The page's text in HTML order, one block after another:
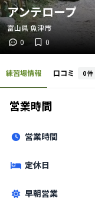
アンテロープ
富山県魚津市
0
0
練習場情報 口コミ 0件
営業時間
営業時間
定休日
早朝営業